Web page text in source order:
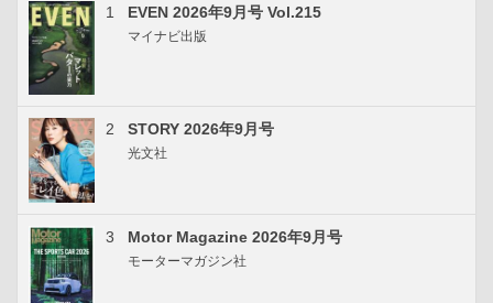
1 EVEN 2026年9月号 Vol.215
マイナビ出版
2 STORY 2026年9月号
光文社
3 Motor Magazine 2026年9月号
モーターマガジン社